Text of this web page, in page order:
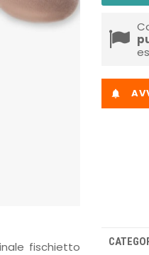

fischietto